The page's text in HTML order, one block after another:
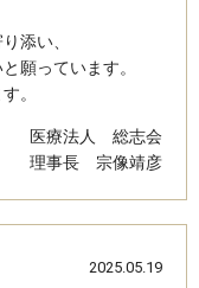
添い、
願っています。
。
医療法人 総志会
理事長 宗像靖彦
2025.05.19